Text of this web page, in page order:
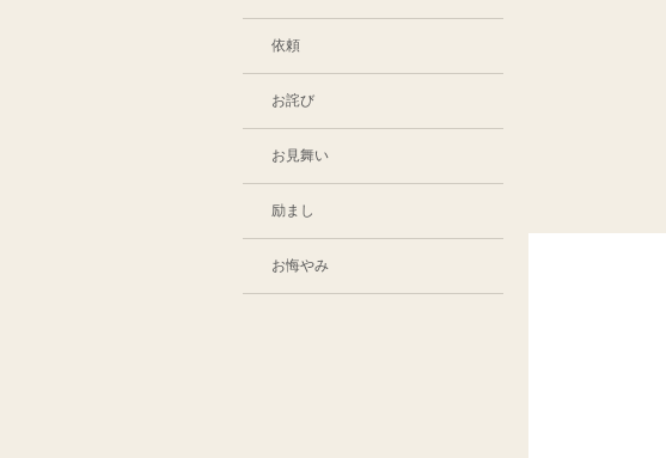
依頼
お詫び
お見舞い
励まし
お悔やみ